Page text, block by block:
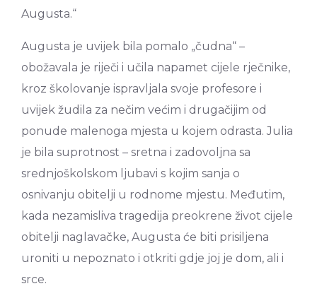
Augusta.“
Augusta je uvijek bila pomalo „čudna“ –
obožavala je riječi i učila napamet cijele rječnike,
kroz školovanje ispravljala svoje profesore i
uvijek žudila za nečim većim i drugačijim od
ponude malenoga mjesta u kojem odrasta. Julia
je bila suprotnost – sretna i zadovoljna sa
srednjoškolskom ljubavi s kojim sanja o
osnivanju obitelji u rodnome mjestu. Međutim,
kada nezamisliva tragedija preokrene život cijele
obitelji naglavačke, Augusta će biti prisiljena
uroniti u nepoznato i otkriti gdje joj je dom, ali i
srce.